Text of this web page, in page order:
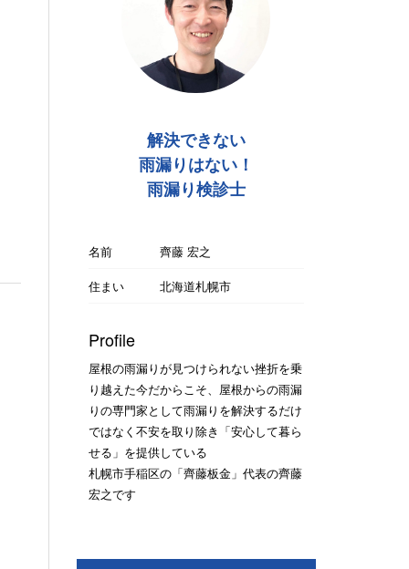
解決できない
雨漏りはない！
雨漏り検診士
名前
齊藤 宏之
住まい
北海道札幌市
Profile
屋根の雨漏りが見つけられない挫折を乗
り越えた今だからこそ、屋根からの雨漏
りの専門家として雨漏りを解決するだけ
ではなく不安を取り除き「安心して暮ら
せる」を提供している
札幌市手稲区の「齊藤板金」代表の齊藤
宏之です